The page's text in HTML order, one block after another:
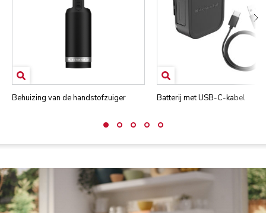
Behuizing van de handstofzuiger Batterij met USB-C-kabel